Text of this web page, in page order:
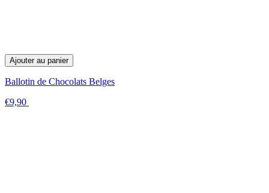
Ajouter au panier
Ballotin de Chocolats Belges
€9,90